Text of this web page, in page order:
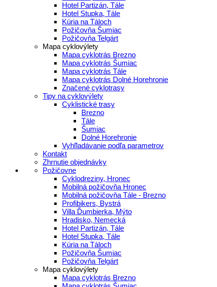
Hotel Partizán, Tále
Hotel Stupka, Tále
Kúria na Táloch
Požičovňa Šumiac
Požičovňa Telgárt
Mapa cyklovýlety
Mapa cyklotrás Brezno
Mapa cyklotrás Šumiac
Mapa cyklotrás Tále
Mapa cyklotrás Dolné Horehronie
Značené cyklotrasy
Tipy na cyklovýlety
Cyklistické trasy
Brezno
Tále
Šumiac
Dolné Horehronie
Vyhľladávanie podľa parametrov
Kontakt
Zhrnutie objednávky
Požičovne
Cyklodreziny, Hronec
Mobilná požičovňa Hronec
Mobilná požičovňa Tále - Brezno
Profibikers, Bystrá
Villa Ďumbierka, Mýto
Hradisko, Nemecká
Hotel Partizán, Tále
Hotel Stupka, Tále
Kúria na Táloch
Požičovňa Šumiac
Požičovňa Telgárt
Mapa cyklovýlety
Mapa cyklotrás Brezno